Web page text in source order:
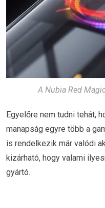
A Nubia Red
Egyelőre nem tudni tehát,
manapság egyre több a
is rendelkezik már valódi
kizárható, hogy valami
gyártó.